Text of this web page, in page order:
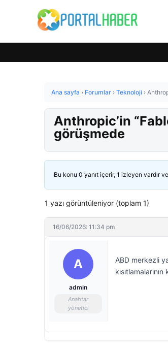
Ana sayfa › Forumlar › Teknoloji ›
Anthropic’in
görüşmede
Bu konu 0 yanıt içerir, 1 izleyen vardır
1 yazı görüntüleniyor (toplam 1)
16/06/2026: 11:34 pm
A
admin
Anahtar
yönetici
ABD merkezli